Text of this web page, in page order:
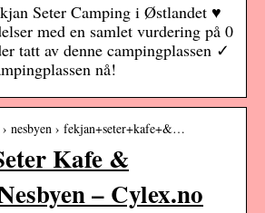
Seter Camping i Østlandet ♥
med en samlet vurdering på 0
tatt av denne campingplassen ✓
nå!
nesbyen › fekjan+seter+kafe+&…
Kafe &
– Cylex.no